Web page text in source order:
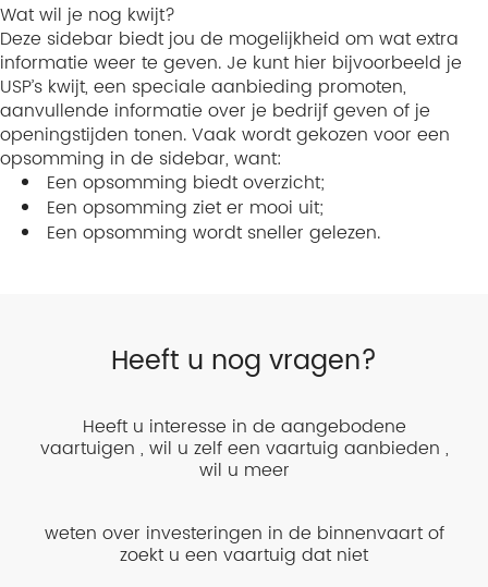
Wat wil je nog kwijt?
Deze sidebar biedt jou de mogelijkheid om wat extra
informatie weer te geven. Je kunt hier bijvoorbeeld je
USP’s kwijt, een speciale aanbieding promoten,
aanvullende informatie over je bedrijf geven of je
openingstijden tonen. Vaak wordt gekozen voor een
opsomming in de sidebar, want:
Een opsomming biedt overzicht;
Een opsomming ziet er mooi uit;
Een opsomming wordt sneller gelezen.
Heeft u nog vragen?
Heeft u interesse in de aangebodene
vaartuigen , wil u zelf een vaartuig aanbieden ,
wil u meer
weten over investeringen in de binnenvaart of
zoekt u een vaartuig dat niet